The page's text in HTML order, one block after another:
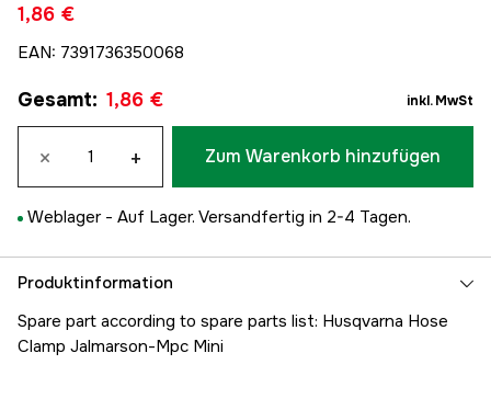
1,86 €
EAN: 7391736350068
Gesamt: 1,86 € inkl. MwSt
× + Zum Warenkorb hinzufügen
Weblager - Auf Lager. Versandfertig in 2-4 Tagen.
Produktinformation
Spare part according to spare parts list: Husqvarna Hose
Clamp Jalmarson-Mpc Mini